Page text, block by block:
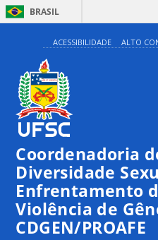
BRASIL
ACESSIBILIDADE ALTO
Coordenadoria
Diversidade
Enfrentamento
Violência de
CDGEN/PROAFE